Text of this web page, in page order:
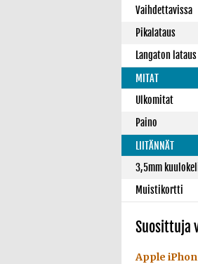
Vaihdettavissa
Pikalataus
Langaton lataus
MITAT
Ulkomitat
Paino
LIITÄNNÄT
3,5mm
Muistikortti
Suosittuja
Apple